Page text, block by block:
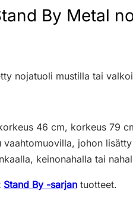
By Metal
nojatuoli mustilla tai
46 cm, korkeus 79
vaahtomuovilla, johon
keinonahalla tai
Stand By -sarjan tuotteet.